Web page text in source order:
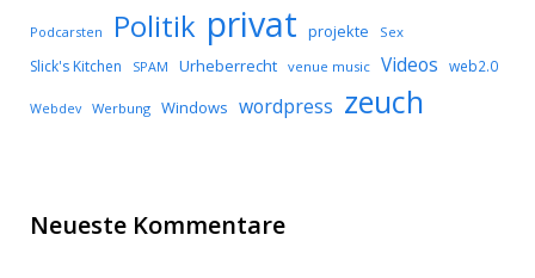
Podcarsten Politik privat projekte Sex
Slick's Kitchen SPAM Urheberrecht venue music Videos web2.0
Webdev Werbung Windows wordpress zeuch
Neueste Kommentare